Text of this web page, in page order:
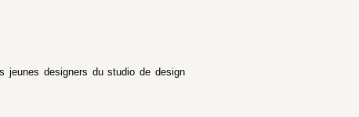
designers du studio de design